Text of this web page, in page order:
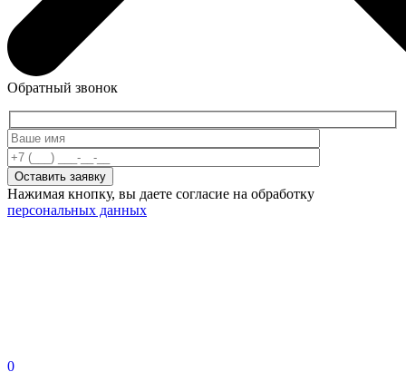
Обратный звонок
Нажимая кнопку, вы даете согласие на обработку
персональных данных
0